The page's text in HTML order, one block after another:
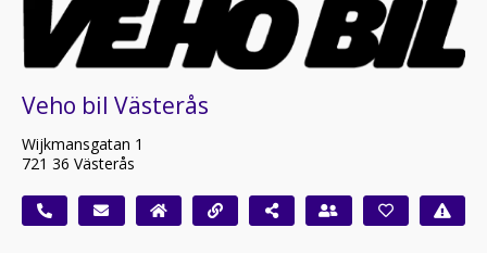
Veho bil Västerås
Wijkmansgatan 1
721 36 Västerås